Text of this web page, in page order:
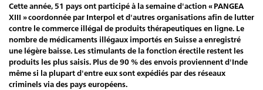
Cette année, 51 pays ont participé à la semaine d'action « PANGEA
XIII » coordonnée par Interpol et d'autres organisations afin de lutter
contre le commerce illégal de produits thérapeutiques en ligne. Le
nombre de médicaments illégaux importés en Suisse a enregistré
une légère baisse. Les stimulants de la fonction érectile restent les
produits les plus saisis. Plus de 90 % des envois proviennent d'Inde
même si la plupart d'entre eux sont expédiés par des réseaux
criminels via des pays européens.